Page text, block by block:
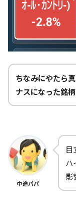
ちなみにやたら
ナスになった銘柄
中途パパ
目
ハ
影